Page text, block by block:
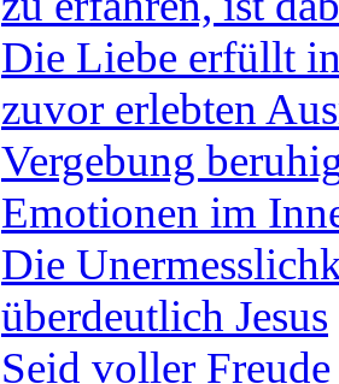
Die Liebe erfüllt
zuvor erlebten
Vergebung
Emotionen im
Die
überdeutlich Jesus
Seid voller